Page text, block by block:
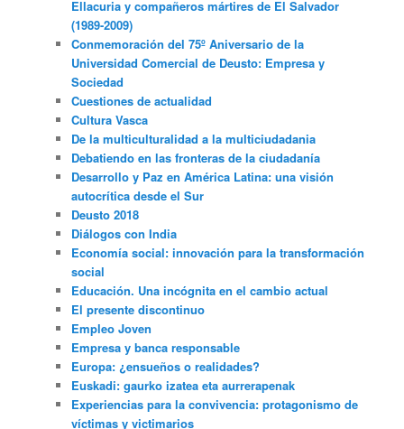
Ellacuria y compañeros mártires de El Salvador
(1989-2009)
Conmemoración del 75º Aniversario de la
Universidad Comercial de Deusto: Empresa y
Sociedad
Cuestiones de actualidad
Cultura Vasca
De la multiculturalidad a la multiciudadania
Debatiendo en las fronteras de la ciudadanía
Desarrollo y Paz en América Latina: una visión
autocrítica desde el Sur
Deusto 2018
Diálogos con India
Economía social: innovación para la transformación
social
Educación. Una incógnita en el cambio actual
El presente discontinuo
Empleo Joven
Empresa y banca responsable
Europa: ¿ensueños o realidades?
Euskadi: gaurko izatea eta aurrerapenak
Experiencias para la convivencia: protagonismo de
víctimas y victimarios